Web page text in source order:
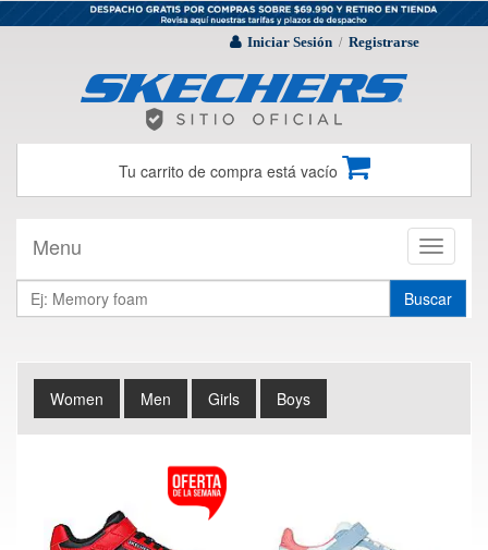
Iniciar Sesión / Registrarse
Tu carrito de compra está vacío
Toggle
Menu
Buscar
Women Men Girls Boys